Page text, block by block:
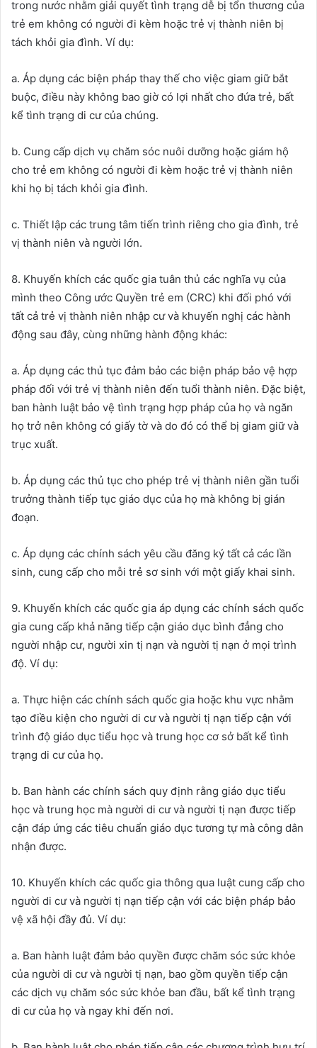
trong nước nhằm giải quyết tình trạng dễ bị tổn thương của
trẻ em không có người đi kèm hoặc trẻ vị thành niên bị
tách khỏi gia đình. Ví dụ:
a. Áp dụng các biện pháp thay thế cho việc giam giữ bắt
buộc, điều này không bao giờ có lợi nhất cho đứa trẻ, bất
kể tình trạng di cư của chúng.
b. Cung cấp dịch vụ chăm sóc nuôi dưỡng hoặc giám hộ
cho trẻ em không có người đi kèm hoặc trẻ vị thành niên
khi họ bị tách khỏi gia đình.
c. Thiết lập các trung tâm tiến trình riêng cho gia đình, trẻ
vị thành niên và người lớn.
8. Khuyến khích các quốc gia tuân thủ các nghĩa vụ của
mình theo Công ước Quyền trẻ em (CRC) khi đối phó với
tất cả trẻ vị thành niên nhập cư và khuyến nghị các hành
động sau đây, cùng những hành động khác:
a. Áp dụng các thủ tục đảm bảo các biện pháp bảo vệ hợp
pháp đối với trẻ vị thành niên đến tuổi thành niên. Đặc biệt,
ban hành luật bảo vệ tình trạng hợp pháp của họ và ngăn
họ trở nên không có giấy tờ và do đó có thể bị giam giữ và
trục xuất.
b. Áp dụng các thủ tục cho phép trẻ vị thành niên gần tuổi
trưởng thành tiếp tục giáo dục của họ mà không bị gián
đoạn.
c. Áp dụng các chính sách yêu cầu đăng ký tất cả các lần
sinh, cung cấp cho mỗi trẻ sơ sinh với một giấy khai sinh.
9. Khuyến khích các quốc gia áp dụng các chính sách quốc
gia cung cấp khả năng tiếp cận giáo dục bình đẳng cho
người nhập cư, người xin tị nạn và người tị nạn ở mọi trình
độ. Ví dụ:
a. Thực hiện các chính sách quốc gia hoặc khu vực nhằm
tạo điều kiện cho người di cư và người tị nạn tiếp cận với
trình độ giáo dục tiểu học và trung học cơ sở bất kể tình
trạng di cư của họ.
b. Ban hành các chính sách quy định rằng giáo dục tiểu
học và trung học mà người di cư và người tị nạn được tiếp
cận đáp ứng các tiêu chuẩn giáo dục tương tự mà công dân
nhận được.
10. Khuyến khích các quốc gia thông qua luật cung cấp cho
người di cư và người tị nạn tiếp cận với các biện pháp bảo
vệ xã hội đầy đủ. Ví dụ:
a. Ban hành luật đảm bảo quyền được chăm sóc sức khỏe
của người di cư và người tị nạn, bao gồm quyền tiếp cận
các dịch vụ chăm sóc sức khỏe ban đầu, bất kể tình trạng
di cư của họ và ngay khi đến nơi.